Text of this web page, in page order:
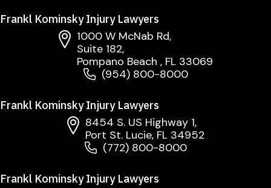
Frankl Kominsky Injury Lawyers
1000 W McNab Rd,
Suite 182,
Pompano Beach , FL 33069
(954) 800-8000
Frankl Kominsky Injury Lawyers
8454 S. US Highway 1,
Port St. Lucie, FL 34952
(772) 800-8000
Frankl Kominsky Injury Lawyers